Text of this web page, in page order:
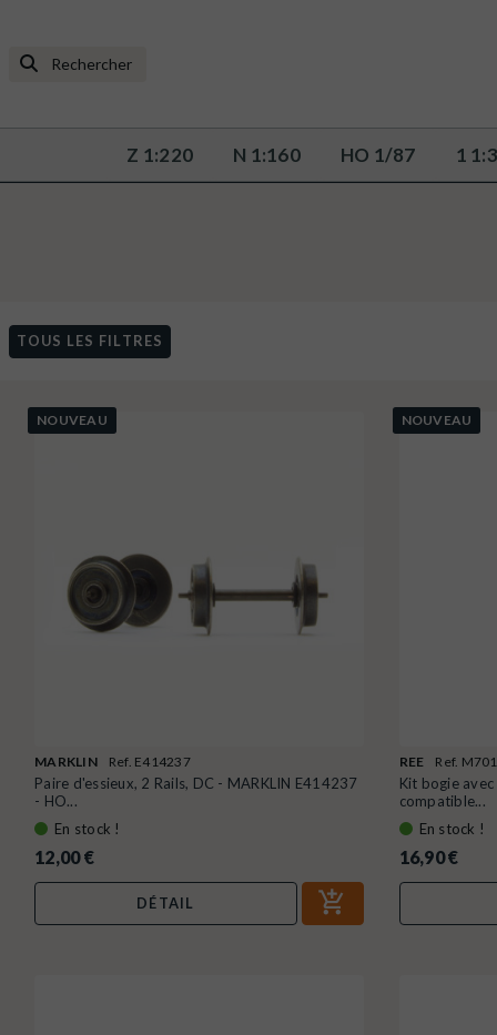
Z 1:220 N 1:160 HO 1/87 1
TOUS LES FILTRES
NOUVEAU
MARKLIN Ref. E414237
Paire d'essieux, 2 Rails, DC - MARKLIN E414237
- HO...
En stock !
12,00 €
DÉTAIL
NOUVEAU
REE Ref.
Kit bogie
compatible...
En stock !
16,90 €